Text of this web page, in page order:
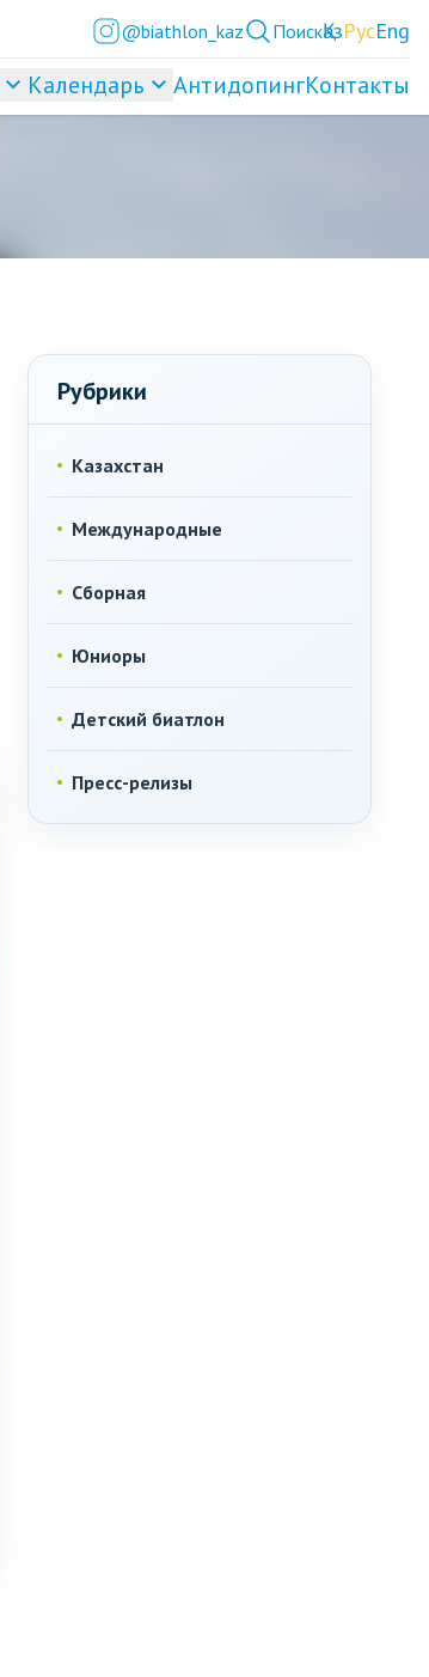
@biathlon_kaz ПоискҚазРусEng
Календарь АнтидопингКонтакты
Рубрики
Казахстан
Международные
Сборная
Юниоры
Детский биатлон
Пресс-релизы